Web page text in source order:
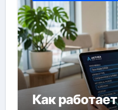
Как